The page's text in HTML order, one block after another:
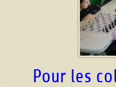
Pour les